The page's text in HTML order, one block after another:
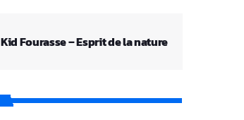
Kid Fourasse – Esprit de la nature